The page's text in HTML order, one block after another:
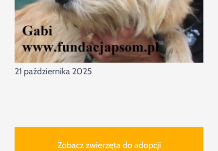
21 października 2025
Zobacz zwierzęta do adopcji